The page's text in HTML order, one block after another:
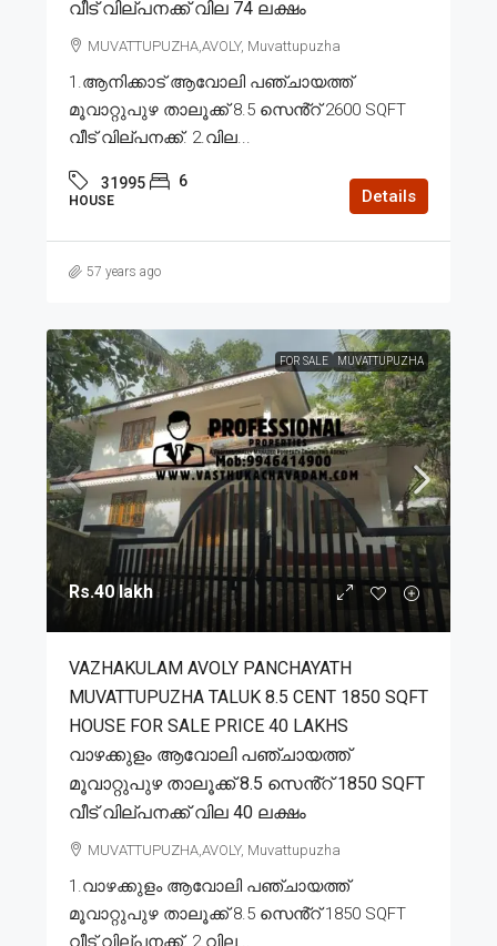
വീട് വില്പനക്ക് വില 74 ലക്ഷം
MUVATTUPUZHA,AVOLY, Muvattupuzha
1.ആനിക്കാട് ആവോലി പഞ്ചായത്ത്
മൂവാറ്റുപുഴ താലൂക്ക് 8.5 സെൻ്റ് 2600 SQFT
വീട് വില്പനക്ക്. 2.വില...
31995 6
HOUSE Details
57 years ago
FOR SALE MUVATTUPUZHA
Rs.40 lakh
VAZHAKULAM AVOLY PANCHAYATH
MUVATTUPUZHA TALUK 8.5 CENT 1850 SQFT
HOUSE FOR SALE PRICE 40 LAKHS
വാഴക്കുളം ആവോലി പഞ്ചായത്ത്
മൂവാറ്റുപുഴ താലൂക്ക് 8.5 സെൻ്റ് 1850 SQFT
വീട് വില്പനക്ക് വില 40 ലക്ഷം
MUVATTUPUZHA,AVOLY, Muvattupuzha
1.വാഴക്കുളം ആവോലി പഞ്ചായത്ത്
മൂവാറ്റുപുഴ താലൂക്ക് 8.5 സെൻ്റ് 1850 SQFT
വീട് വില്പനക്ക്. 2.വില...